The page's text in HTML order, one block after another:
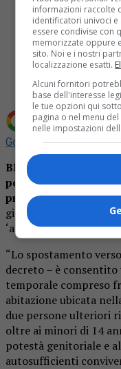
Share
Tweet
Aggiungi La
Google
BIELLA
Per tutto
potremo andare
prevede una deroga
giornate in cui l’Italia
‘arancione.
“Lo spostamento
decreto – è
temporale compreso
abitazione ubicata
due persone ulteriori
oltre ai minori di 14
potestà genitoriale e
autosufficienti
informazioni raccolte
identificatori univoci
essere condivise con
memorizzate oppure
sito. Noi e i nostri
localizzazione esatti.
Alcuni fornitori
base dell'interesse
le tue opzioni qui
pagina o nel menu
nelle impostazioni